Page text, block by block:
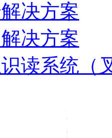
决方案
决方案
读系统（